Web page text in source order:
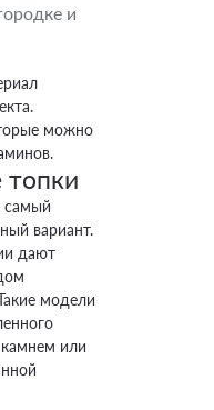
и
можно
самый
вариант.
дают
модели
камнем или